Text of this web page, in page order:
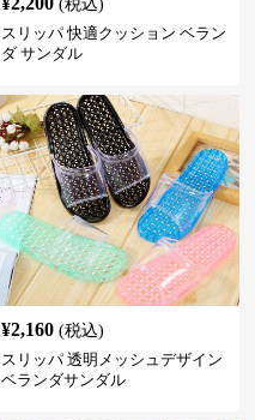
(税込)
スリッパ 快適クッション ベラン
ダ サンダル
¥2,160 (税込)
スリッパ 透明メッシュデザイン
ベランダサンダル